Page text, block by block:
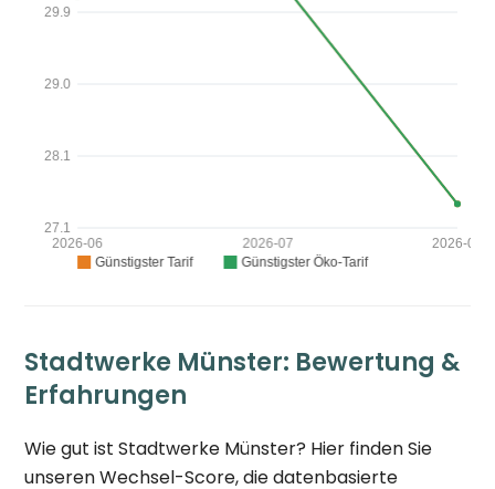
Stadtwerke Münster: Bewertung &
Erfahrungen
Wie gut ist Stadtwerke Münster? Hier finden Sie
unseren Wechsel-Score, die datenbasierte